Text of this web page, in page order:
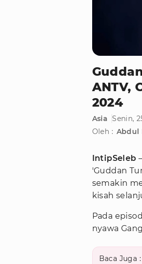
ANTV,
2024
Asia Senin,
Oleh : Abdul
IntipSeleb –
'Guddan
semakin
kisah
Pada
nyawa
Baca Juga :